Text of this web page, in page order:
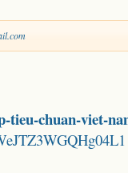
tieu-chuan-viet-